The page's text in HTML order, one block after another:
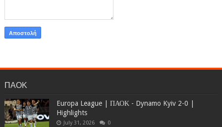
ΠΑΟΚ
Europa League | ΠΑΟΚ - Dynamo Kyiv 2-0 |
Highlights
July 31, 2026 0